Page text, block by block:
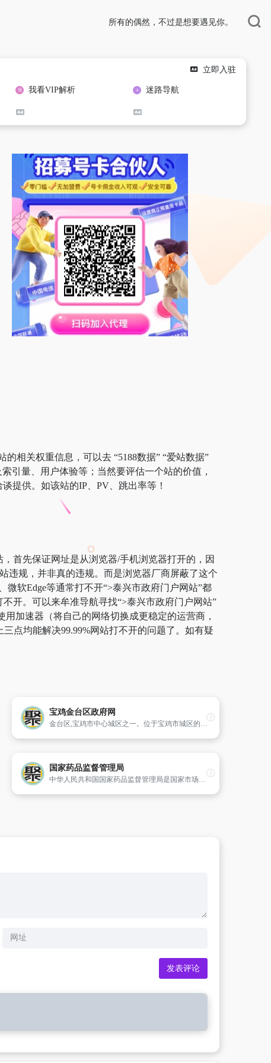
所有的偶然，不过是想要遇见你。
立即入驻
我看VIP解析 迷路导航
的相关权重信息，可以去 “5188数据” “爱站数据”
引量、用户体验等；当然要评估一个站的价值，
提供。如该站的IP、PV、跳出率等！
首先保证网址是从浏览器/手机浏览器打开的，因
违规，并非真的违规。而是浏览器厂商屏蔽了这个
软Edge等通常打不开“>泰兴市政府门户网站”都
开。可以来牟准导航寻找“>泰兴市政府门户网站”
加速器（将自己的网络切换成更稳定的运营商，
点均能解决99.99%网站打不开的问题了。如有疑
宝鸡金台区政府网
金台区,宝鸡市中心城区之一。位于宝鸡市城区的北半部。处东经107?04′15′′～107?17′20′′,北纬34?21′07′′～34?25′35′′之间。跨经度0?13′03,东西长20公里。跨纬度04′28′′,南北宽2—8.2公里。南与渭滨区毗邻。西自玉涧河入渭河口、东至金陵河入渭河口一段,东段以陇海铁路为界,西段以宝成铁
国家药品监督管理局
中华人民共和国国家药品监督管理局是国家市场监督管理总局管理的国家局,为副部级。国家药品监督管理局是根据党的十九届三中全会审议通过的《中共中央关于深化党和国家机构改革的决定》、《深化党和国家机构改革方案》和第十三届全国人民代表大会第一次会议批准的《国务院机构改革方案》设立。